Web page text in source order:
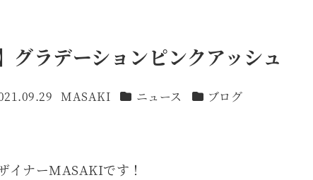
グラデーションピンクアッシュ
著
MASAKI カテゴリー
ニュース カテゴリー
ブログ
イナーMASAKIです！